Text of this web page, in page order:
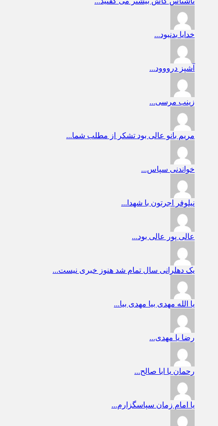
خدایا بدنبود...
آشپز درووود...
زینب مرسی...
مریم بانو عالی بود تشکر از مطلب شما...
خواندنی سپاس...
نیلوفر اجرتون با شهدا...
عالی پور عالی بود...
یک دهلرانی سال تمام شد هنوز خبری نیست...
یا الله مهدی بیا مهدی بیا...
رضا یا مهدی...
رحمان یا ابا صالح...
یا امام زمان سپاسگزارم...